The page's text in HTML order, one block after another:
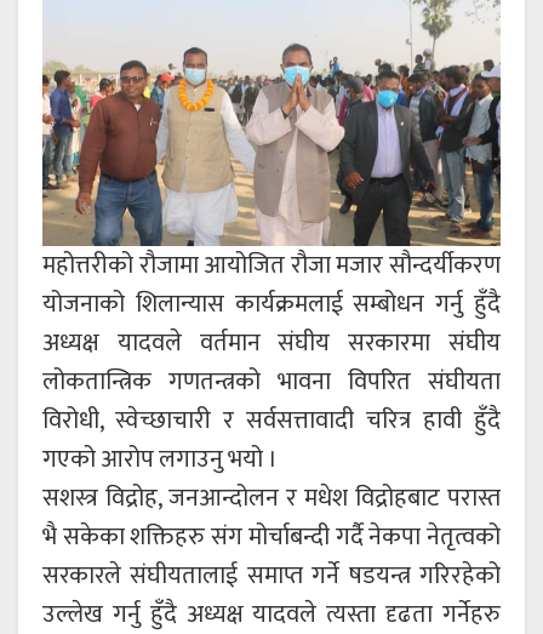
महोत्तरीको रौजामा आयोजित रौजा मजार सौन्दर्यीकरण
योजनाको शिलान्यास कार्यक्रमलाई सम्बोधन गर्नु हुँदै
अध्यक्ष यादवले वर्तमान संघीय सरकारमा संघीय
लोकतान्त्रिक गणतन्त्रको भावना विपरित संघीयता
विरोधी, स्वेच्छाचारी र सर्वसत्तावादी चरित्र हावी हुँदै
गएको आरोप लगाउनु भयो ।
सशस्त्र विद्रोह, जनआन्दोलन र मधेश विद्रोहबाट परास्त
भै सकेका शक्तिहरु संग मोर्चाबन्दी गर्दै नेकपा नेतृत्वको
सरकारले संघीयतालाई समाप्त गर्ने षडयन्त्र गरिरहेको
उल्लेख गर्नु हुँदै अध्यक्ष यादवले त्यस्ता दृढता गर्नेहरु